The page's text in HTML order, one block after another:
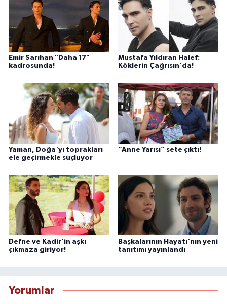
Emir Sarıhan "Daha 17"
kadrosunda!
Mustafa Yıldıran Halef:
Köklerin Çağrısın'da!
Yaman, Doğa'yı toprakları
ele geçirmekle suçluyor
“Anne Yarısı” sete çıktı!
Defne ve Kadir'in aşkı
çıkmaza giriyor!
Başkalarının Hayatı'nın yeni
tanıtımı yayınlandı
Yorumlar